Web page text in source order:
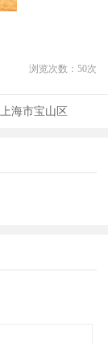
浏览次数： 50次
上海市宝山区